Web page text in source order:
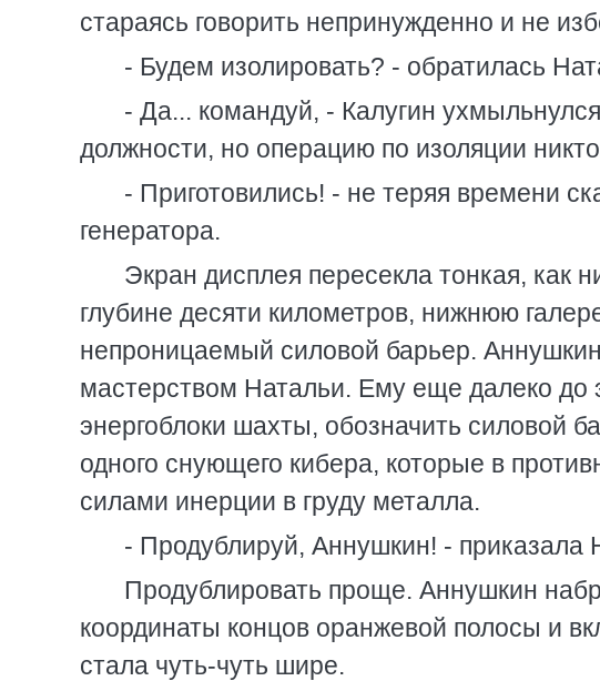
стараясь говорить непринужденно и не
- Будем изолировать? - обратилась
- Да... командуй, - Калугин
должности, но операцию по изоляции
- Приготовились! - не теряя времени
генератора.
Экран дисплея пересекла тонкая, как
глубине десяти километров, нижнюю
непроницаемый силовой барьер.
мастерством Натальи. Ему еще далеко до
энергоблоки шахты, обозначить силовой
одного снующего кибера, которые в
силами инерции в груду металла.
- Продублируй, Аннушкин! - приказала
Продублировать проще. Аннушкин
координаты концов оранжевой полосы и
стала чуть-чуть шире.